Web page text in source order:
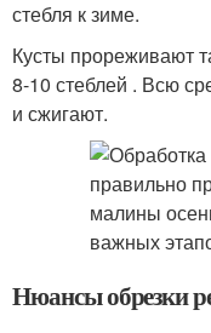
стебля к зиме.
Кусты прореживают
8-10 стеблей . Всю
и сжигают.
Нюансы обрезки